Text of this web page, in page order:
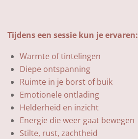
Tijdens een sessie kun je ervaren:
Warmte of tintelingen
Diepe ontspanning
Ruimte in je borst of buik
Emotionele ontlading
Helderheid en inzicht
Energie die weer gaat bewegen
Stilte, rust, zachtheid